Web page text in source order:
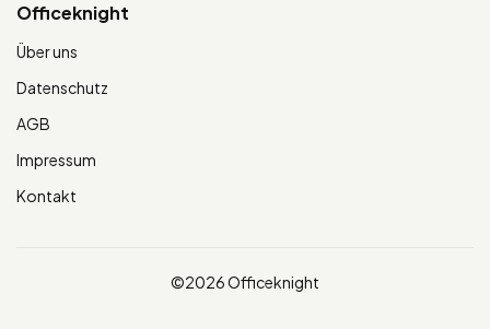
Officeknight
Über uns
Datenschutz
AGB
Impressum
Kontakt
©2026 Officeknight